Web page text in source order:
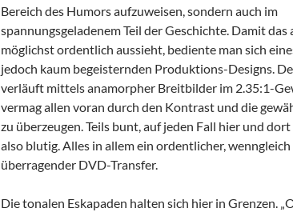
Bereich des Humors aufzuweisen, sondern auch im
spannungsgeladenem Teil der Geschichte. Damit das
möglichst ordentlich aussieht, bediente man sich
jedoch kaum begeisternden Produktions-Designs.
verläuft mittels anamorpher Breitbilder im 2.35:1-
vermag allen voran durch den Kontrast und die
zu überzeugen. Teils bunt, auf jeden Fall hier und
also blutig. Alles in allem ein ordentlicher,
überragender DVD-Transfer.
Die tonalen Eskapaden halten sich hier in Grenzen.